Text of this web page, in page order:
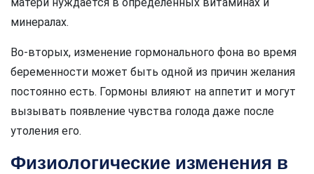
матери нуждается в определенных витаминах и
минералах.
Во-вторых, изменение гормонального фона во время
беременности может быть одной из причин желания
постоянно есть. Гормоны влияют на аппетит и могут
вызывать появление чувства голода даже после
утоления его.
Физиологические изменения в